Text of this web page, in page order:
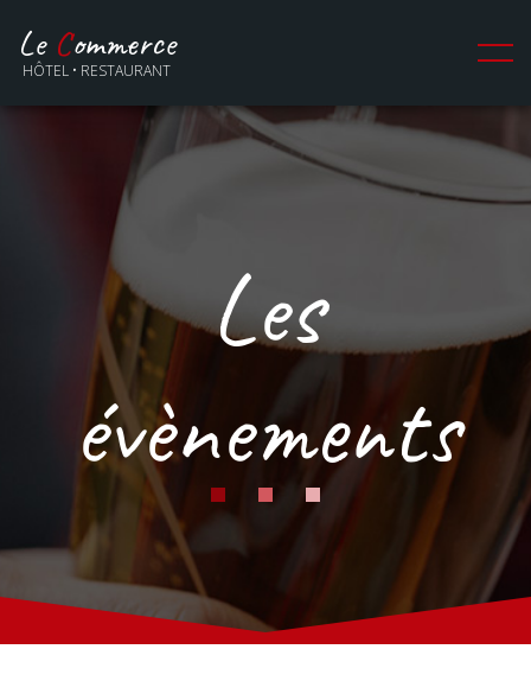
Le Commerce
HÔTEL • RESTAURANT
Les
évènements